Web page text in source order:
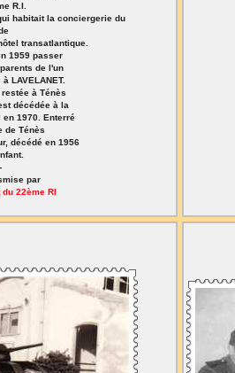
R.I.
habitait la conciergerie du
transatlantique.
1959 passer
de l'un
LAVELANET.
à Ténès
décédée à la
en 1970. Enterré
de Ténès
décédé en 1956
par
22ème RI